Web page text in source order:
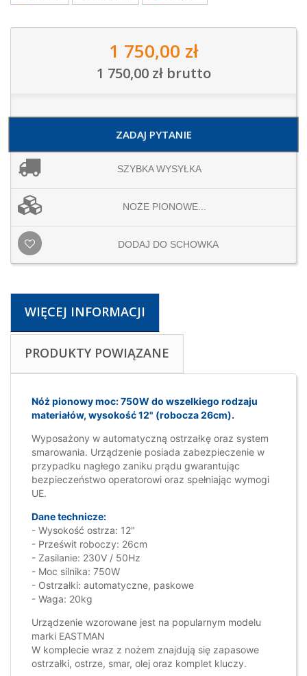
1 750,00 zł
1 750,00 złbrutto
ZADAJ PYTANIE
SZYBKA WYSYŁKA
NOŻE PIONOWE...
DODAJ DO SCHOWKA
WIĘCEJ INFORMACJI
PRODUKTY POWIĄZANE
Nóż pionowy moc: 750W do wszelkiego rodzaju
materiałów, wysokość 12" (robocza 26cm).
Wyposażony w automatyczną ostrzałkę oraz system
smarowania. Urządzenie posiada zabezpieczenie w
przypadku nagłego zaniku prądu gwarantując
bezpieczeństwo operatorowi oraz spełniając wymogi
UE.
Dane technicze:
- Wysokość ostrza: 12"
- Prześwit roboczy: 26cm
- Zasilanie: 230V / 50Hz
- Moc silnika: 750W
- Ostrzałki: automatyczne, paskowe
- Waga: 20kg
Urządzenie wzorowane jest na popularnym modelu
marki EASTMAN
W komplecie wraz z nożem znajdują się zapasowe
ostrzałki, ostrze, smar, olej oraz komplet kluczy.